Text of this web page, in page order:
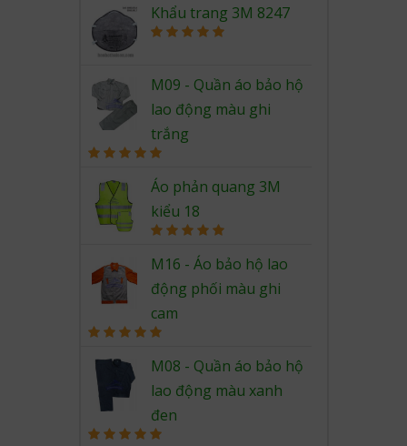
out of 5
Khẩu trang 3M 8247
M09 - Quần áo bảo hộ
lao động màu ghi
trắng
out of 5
Áo phản quang 3M
kiểu 18
out of 5
M16 - Áo bảo hộ lao
động phối màu ghi
cam
out of 5
M08 - Quần áo bảo hộ
lao động màu xanh
đen